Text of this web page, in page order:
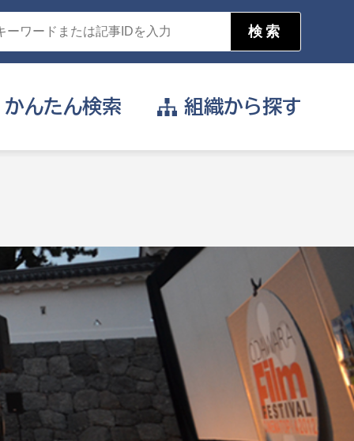
消防
かんたん検索
届け出や申請をしたい
証明書がほしい
相談をしたい
支払いをしたい
組織から探す
事業課